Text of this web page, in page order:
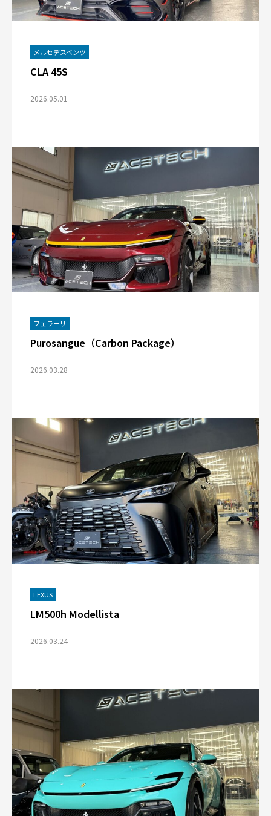
メルセデスベンツ
CLA 45S
2026.05.01
フェラーリ
Purosangue（Carbon Package）
2026.03.28
LEXUS
LM500h Modellista
2026.03.24